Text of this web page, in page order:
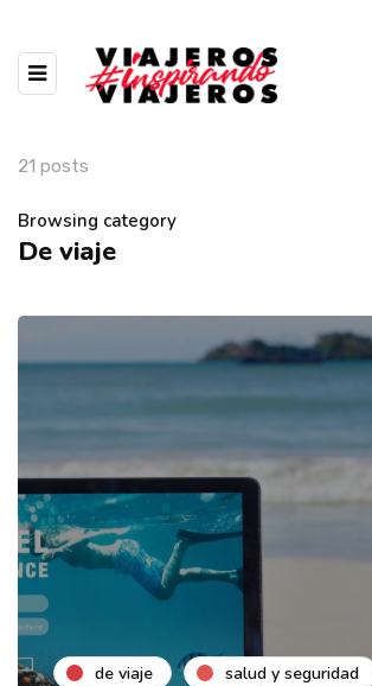
21 posts
Browsing category
De viaje
de viaje salud y seguridad